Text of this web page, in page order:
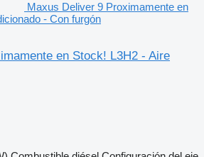
Maxus Deliver 9 Proximamente en
- Con furgón
en Stock! L3H2 - Aire